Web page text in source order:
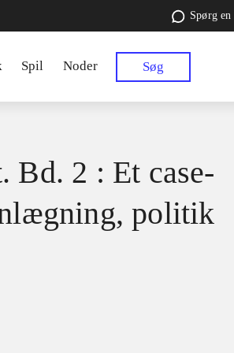
Spørg
Spil Noder Søg
Bd. 2 : Et case-
politik